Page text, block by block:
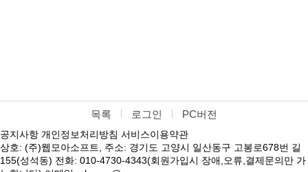
목록 로그인 PC버전
공지사항 개인정보처리방침 서비스이용약관
상호: (주)웹모아소프트, 주소: 경기도 고양시 일산동구 고봉로678번 길
155(성석동) 전화: 010-4730-4343(회원가입시 장애,오류,결제문의만 가